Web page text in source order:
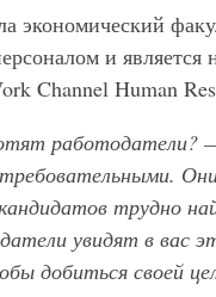
экономический
и является
Channel Human
работодатели?
трудно
увидят в
добиться своей